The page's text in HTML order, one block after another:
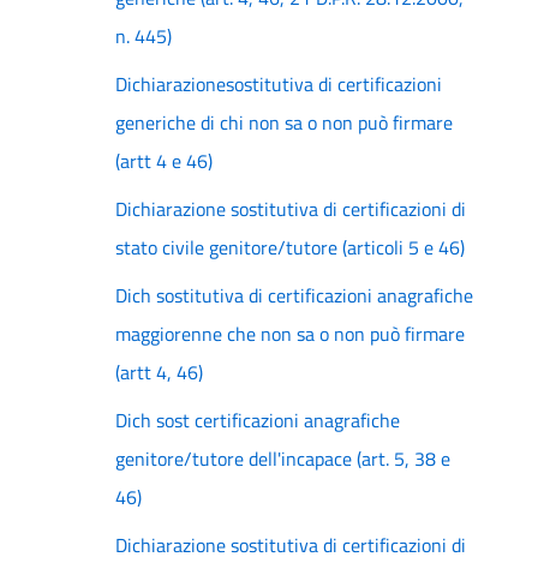
n. 445)
Dichiarazionesostitutiva di certificazioni
generiche di chi non sa o non può firmare
(artt 4 e 46)
Dichiarazione sostitutiva di certificazioni di
stato civile genitore/tutore (articoli 5 e 46)
Dich sostitutiva di certificazioni anagrafiche
maggiorenne che non sa o non può firmare
(artt 4, 46)
Dich sost certificazioni anagrafiche
genitore/tutore dell'incapace (art. 5, 38 e
46)
Dichiarazione sostitutiva di certificazioni di